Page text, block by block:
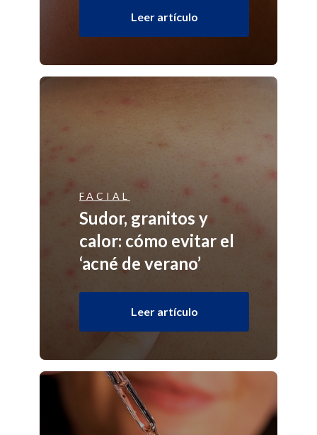
Leer artículo
FACIAL
Sudor, granitos y
calor: cómo evitar el
‘acné de verano’
Leer artículo